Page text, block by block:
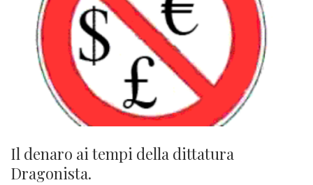
Il denaro ai tempi della dittatura
Dragonista.